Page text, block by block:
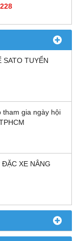
SATO TUYỂN
tham gia ngày hội
XE NÂNG